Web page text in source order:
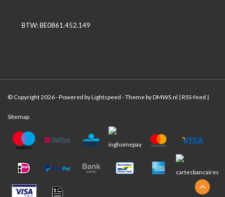
BTW: BE0861.452.149
© Copyright 2026 - Powered byLightspeed - Theme byDMWS.nl | RSS-feed |
Sitemap